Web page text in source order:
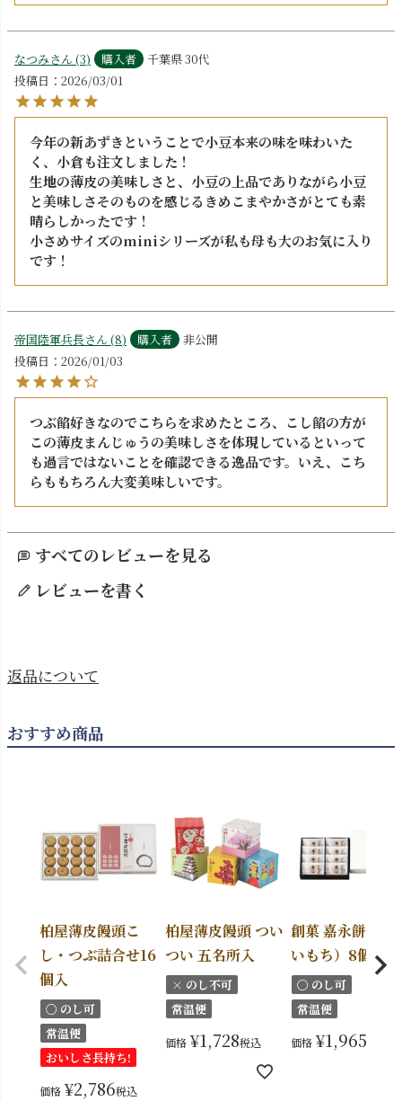
なつみ 3 購入者 千葉県30代
投稿日
2026/03/01
今年の新あずきということで小豆本来の味を味わいた
く、小倉も注文しました！
生地の薄皮の美味しさと、小豆の上品でありながら小豆
と美味しさそのものを感じるきめこまやかさがとても素
晴らしかったです！
小さめサイズのminiシリーズが私も母も大のお気に入り
です！
帝国陸軍兵長 8 購入者
非公開
投稿日
2026/01/03
つぶ餡好きなのでこちらを求めたところ、こし餡の方が
この薄皮まんじゅうの美味しさを体現しているといって
も過言ではないことを確認できる逸品です。いえ、こち
らももちろん大変美味しいです。
すべてのレビューを見る
レビューを書く
返品について
おすすめ商品
柏屋薄皮饅頭こ
し・つぶ詰合せ16
個入
〇 のし可
常温便
おいしさ長持ち!
価格 ¥2,786税込
柏屋薄皮饅頭 つい
つい 五名所入
× のし不可
常温便
価格 ¥1,728税込
創菓 嘉永餅（か
いもち）8個入
〇 のし可
常温便
価格 ¥1,965